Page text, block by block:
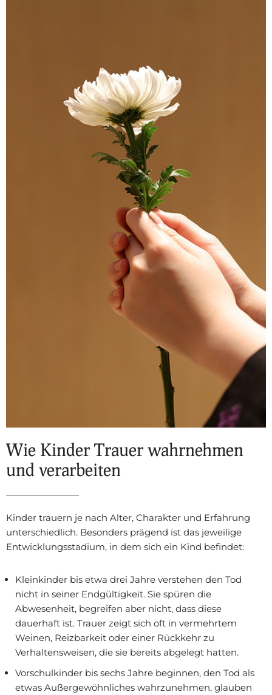
Wie Kinder Trauer wahrnehmen
und verarbeiten
Kinder trauern je nach Alter, Charakter und Erfahrung
unterschiedlich. Besonders prägend ist das jeweilige
Entwicklungsstadium, in dem sich ein Kind befindet:
Kleinkinder bis etwa drei Jahre verstehen den Tod
nicht in seiner Endgültigkeit. Sie spüren die
Abwesenheit, begreifen aber nicht, dass diese
dauerhaft ist. Trauer zeigt sich oft in vermehrtem
Weinen, Reizbarkeit oder einer Rückkehr zu
Verhaltensweisen, die sie bereits abgelegt hatten.
Vorschulkinder bis sechs Jahre beginnen, den Tod als
etwas Außergewöhnliches wahrzunehmen, glauben